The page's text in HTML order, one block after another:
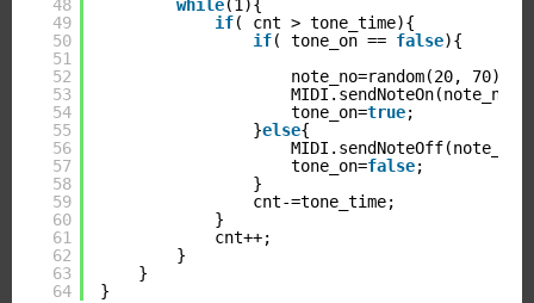
48
49
50
51
52
53
54
55
56
57
58
59
60
61
62
63
64
while(1){
if( cnt > tone_time){
if( tone_on == false){
note_no=random(20, 70);
tone_on=true;
}else{
tone_on=false;
}
cnt-=tone_time;
}
cnt++;
}
}
}